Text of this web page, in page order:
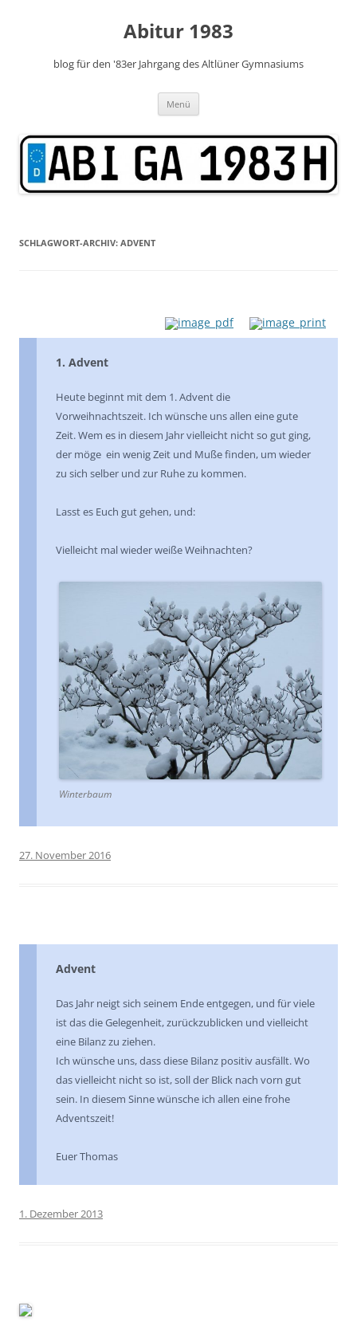
Abitur 1983
blog für den '83er Jahrgang des Altlüner Gymnasiums
Menü
SCHLAGWORT-ARCHIV: ADVENT
1. Advent
Heute beginnt mit dem 1. Advent die
Vorweihnachtszeit. Ich wünsche uns allen eine gute
Zeit. Wem es in diesem Jahr vielleicht nicht so gut ging,
der möge ein wenig Zeit und Muße finden, um wieder
zu sich selber und zur Ruhe zu kommen.
Lasst es Euch gut gehen, und:
Vielleicht mal wieder weiße Weihnachten?
Winterbaum
27. November 2016
Advent
Das Jahr neigt sich seinem Ende entgegen, und für viele
ist das die Gelegenheit, zurückzublicken und vielleicht
eine Bilanz zu ziehen.
Ich wünsche uns, dass diese Bilanz positiv ausfällt. Wo
das vielleicht nicht so ist, soll der Blick nach vorn gut
sein. In diesem Sinne wünsche ich allen eine frohe
Adventszeit!
Euer Thomas
1. Dezember 2013